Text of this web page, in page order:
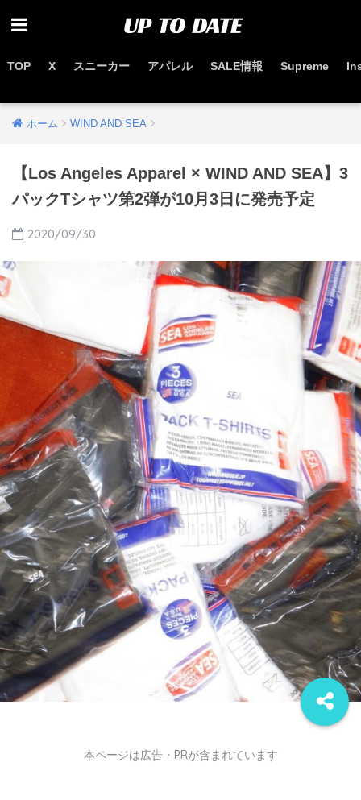
TOP X スニーカー アパレル SALE情報 Supreme
ホーム WIND AND SEA
【Los Angeles Apparel × WIND AND SEA】3
パックTシャツ第2弾が10月3日に発売予定
2020/09/30
本ページは広告・PRが含まれています